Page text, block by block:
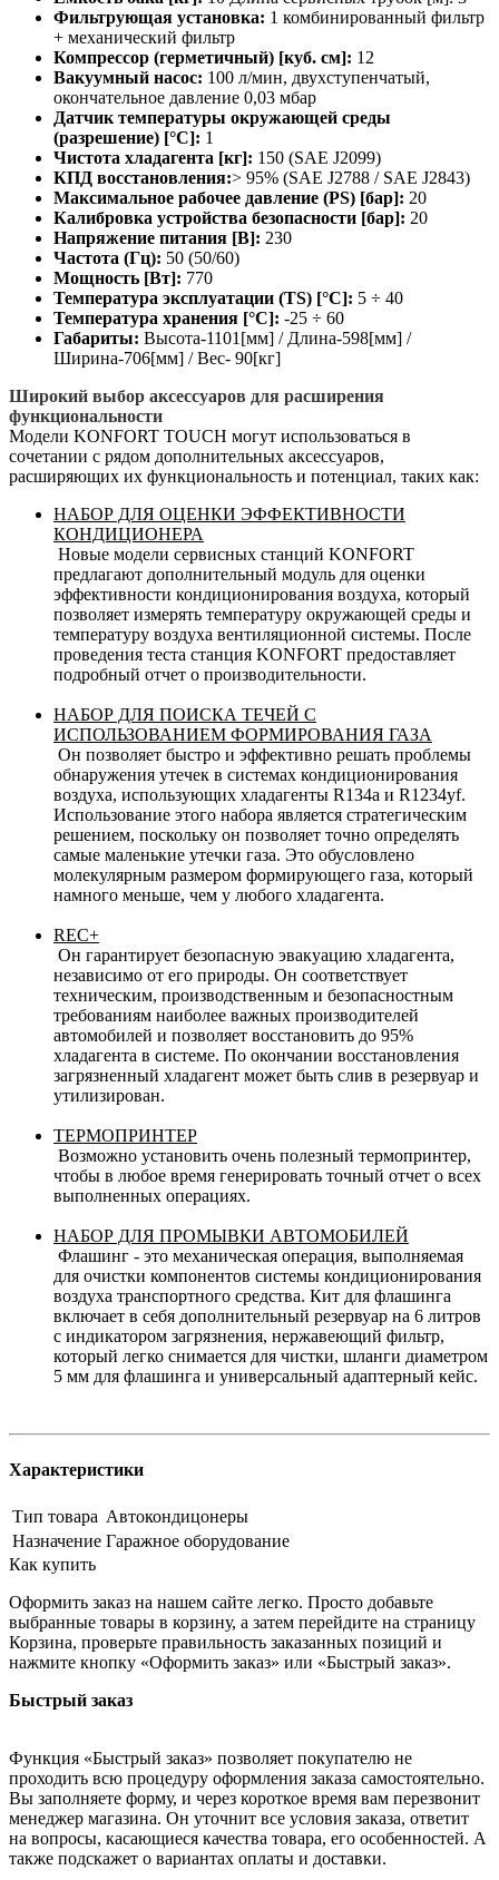
Фильтрующая установка: 1 комбинированный фильтр
+ механический фильтр
Компрессор (герметичный) [куб. см]: 12
Вакуумный насос: 100 л/мин, двухступенчатый,
окончательное давление 0,03 мбар
Датчик температуры окружающей среды
(разрешение) [°C]: 1
Чистота хладагента [кг]: 150 (SAE J2099)
КПД восстановления:> 95% (SAE J2788 / SAE J2843)
Максимальное рабочее давление (PS) [бар]: 20
Калибровка устройства безопасности [бар]: 20
Напряжение питания [В]: 230
Частота (Гц): 50 (50/60)
Мощность [Вт]: 770
Температура эксплуатации (TS) [°C]: 5 ÷ 40
Температура хранения [°C]: -25 ÷ 60
Габариты: Высота-1101[мм] / Длина-598[мм] /
Ширина-706[мм] / Вес- 90[кг]
Широкий выбор аксессуаров для расширения
функциональности
Модели KONFORT TOUCH могут использоваться в
сочетании с рядом дополнительных аксессуаров,
расширяющих их функциональность и потенциал, таких как:
НАБОР ДЛЯ ОЦЕНКИ ЭФФЕКТИВНОСТИ
КОНДИЦИОНЕРА
Новые модели сервисных станций KONFORT
предлагают дополнительный модуль для оценки
эффективности кондиционирования воздуха, который
позволяет измерять температуру окружающей среды и
температуру воздуха вентиляционной системы. После
проведения теста станция KONFORT предоставляет
подробный отчет о производительности.
НАБОР ДЛЯ ПОИСКА ТЕЧЕЙ С
ИСПОЛЬЗОВАНИЕМ ФОРМИРОВАНИЯ ГАЗА
Он позволяет быстро и эффективно решать проблемы
обнаружения утечек в системах кондиционирования
воздуха, использующих хладагенты R134a и R1234yf.
Использование этого набора является стратегическим
решением, поскольку он позволяет точно определять
самые маленькие утечки газа. Это обусловлено
молекулярным размером формирующего газа, который
намного меньше, чем у любого хладагента.
REC+
Он гарантирует безопасную эвакуацию хладагента,
независимо от его природы. Он соответствует
техническим, производственным и безопасностным
требованиям наиболее важных производителей
автомобилей и позволяет восстановить до 95%
хладагента в системе. По окончании восстановления
загрязненный хладагент может быть слив в резервуар и
утилизирован.
ТЕРМОПРИНТЕР
Возможно установить очень полезный термопринтер,
чтобы в любое время генерировать точный отчет о всех
выполненных операциях.
НАБОР ДЛЯ ПРОМЫВКИ АВТОМОБИЛЕЙ
Флашинг - это механическая операция, выполняемая
для очистки компонентов системы кондиционирования
воздуха транспортного средства. Кит для флашинга
включает в себя дополнительный резервуар на 6 литров
с индикатором загрязнения, нержавеющий фильтр,
который легко снимается для чистки, шланги диаметром
5 мм для флашинга и универсальный адаптерный кейс.
Характеристики
Тип товара Автокондицонеры
Назначение Гаражное оборудование
Как купить
Оформить заказ на нашем сайте легко. Просто добавьте
выбранные товары в корзину, а затем перейдите на страницу
Корзина, проверьте правильность заказанных позиций и
нажмите кнопку «Оформить заказ» или «Быстрый заказ».
Быстрый заказ
Функция «Быстрый заказ» позволяет покупателю не
проходить всю процедуру оформления заказа самостоятельно.
Вы заполняете форму, и через короткое время вам перезвонит
менеджер магазина. Он уточнит все условия заказа, ответит
на вопросы, касающиеся качества товара, его особенностей. А
также подскажет о вариантах оплаты и доставки.